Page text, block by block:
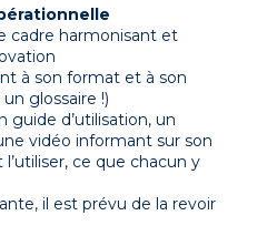
cadre harmonisant et
à son format et à son
glossaire !)
guide d’utilisation, un
vidéo informant sur son
ce que chacun y
il est prévu de la revoir